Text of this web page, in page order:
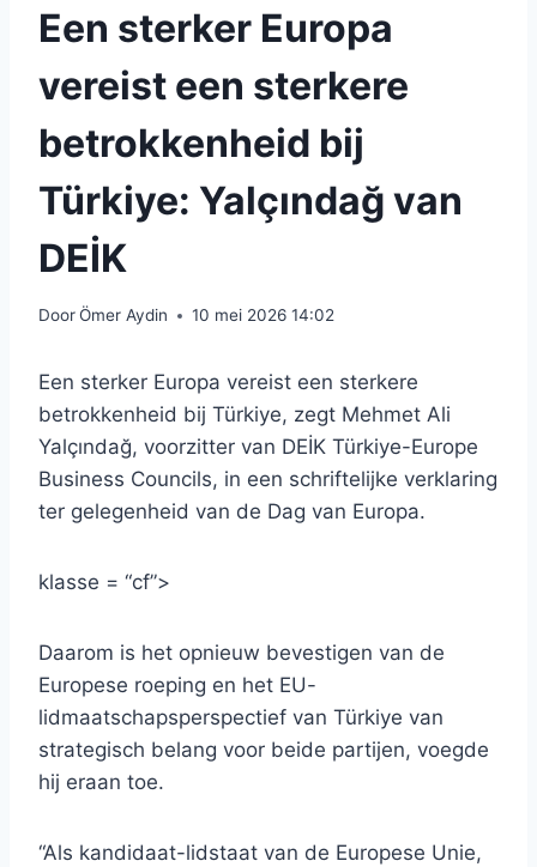
Een sterker Europa
vereist een sterkere
betrokkenheid bij
Türkiye: Yalçındağ van
DEİK
DoorÖmer Aydin 10 mei 2026 14:02
Een sterker Europa vereist een sterkere
betrokkenheid bij Türkiye, zegt Mehmet Ali
Yalçındağ, voorzitter van DEİK Türkiye-Europe
Business Councils, in een schriftelijke verklaring
ter gelegenheid van de Dag van Europa.
klasse = “cf”>
Daarom is het opnieuw bevestigen van de
Europese roeping en het EU-
lidmaatschapsperspectief van Türkiye van
strategisch belang voor beide partijen, voegde
hij eraan toe.
“Als kandidaat-lidstaat van de Europese Unie,